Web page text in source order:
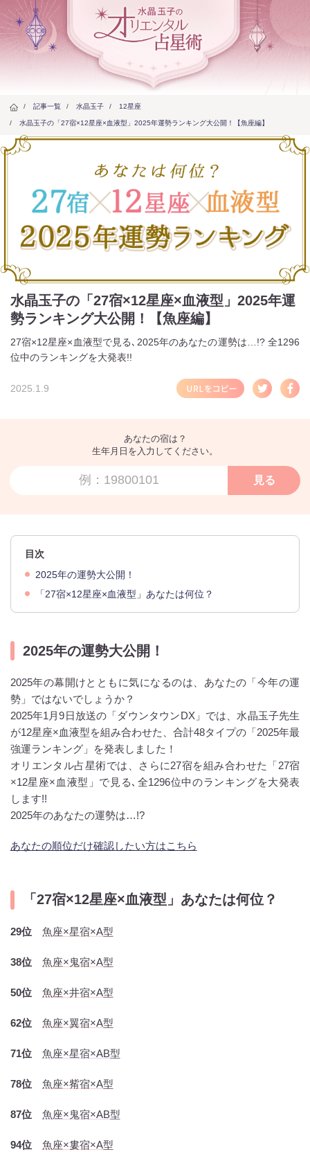
/ 記事一覧 / 水晶玉子 / 12星座
/ 水晶玉子の「27宿×12星座×血液型」2025年運勢ランキング大公開！【魚座編】
水晶玉子の「27宿×12星座×血液型」2025年運
勢ランキング大公開！【魚座編】
27宿×12星座×血液型で見る､2025年のあなたの運勢は…!? 全1296
位中のランキングを大発表!!
2025.1.9
あなたの宿は？
生年月日を入力してください。
見る
目次
2025年の運勢大公開！
「27宿×12星座×血液型」あなたは何位？
2025年の運勢大公開！
2025年の幕開けとともに気になるのは、あなたの「今年の運
勢」ではないでしょうか？
2025年1月9日放送の「ダウンタウンDX」では、水晶玉子先生
が12星座×血液型を組み合わせた、合計48タイプの「2025年最
強運ランキング」を発表しました！
オリエンタル占星術では、さらに27宿を組み合わせた「27宿
×12星座×血液型」で見る､全1296位中のランキングを大発表
します!!
2025年のあなたの運勢は…!?
あなたの順位だけ確認したい方はこちら
「27宿×12星座×血液型」あなたは何位？
29位 魚座×星宿×A型
38位 魚座×鬼宿×A型
50位 魚座×井宿×A型
62位 魚座×翼宿×A型
71位 魚座×星宿×AB型
78位 魚座×觜宿×A型
87位 魚座×鬼宿×AB型
94位 魚座×婁宿×A型